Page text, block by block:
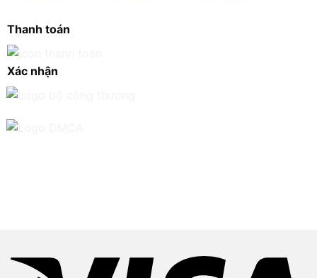
Thanh toán
Xác nhận